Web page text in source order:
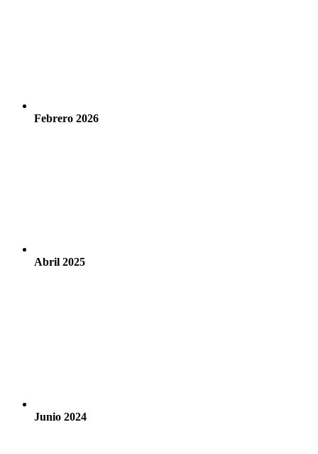
Febrero 2026
Abril 2025
Junio 2024